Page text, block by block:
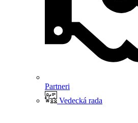
Partneri
Vedecká rada